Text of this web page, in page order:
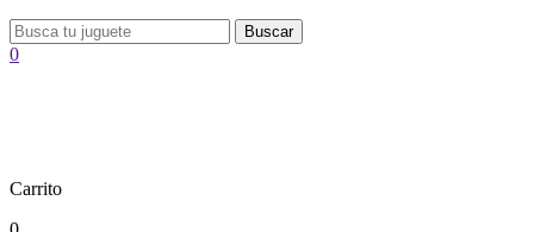
Buscar
0
Carrito